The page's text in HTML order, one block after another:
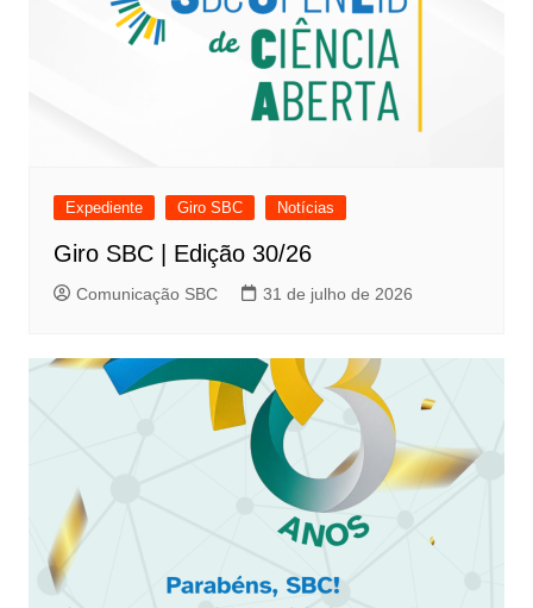
Expediente Giro SBC Notícias
Giro SBC | Edição 30/26
Comunicação SBC 31 de julho de 2026